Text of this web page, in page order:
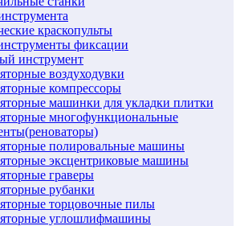
краскопульты
фиксации
инструмент
воздуходувки
компрессоры
машинки для укладки плитки
многофункциональные
полировальные машины
эксцентриковые машины
граверы
рубанки
торцовочные пилы
углошлифмашины